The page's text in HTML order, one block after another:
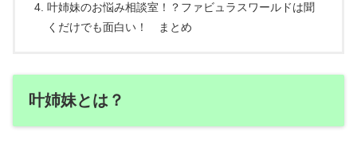
叶姉妹のお悩み相談室！？ファビュラスワールドは聞
くだけでも面白い！ まとめ
叶姉妹とは？